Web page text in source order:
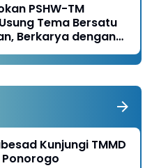
PSHW-TM
Tema Bersatu
Berkarya dengan
dengan
Kunjungi TMMD
Ponorogo